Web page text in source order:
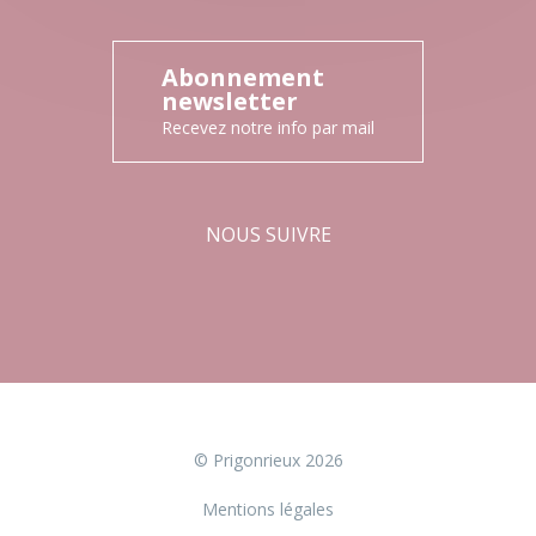
Abonnement
newsletter
Recevez notre info par mail
NOUS SUIVRE
© Prigonrieux 2026
Mentions légales